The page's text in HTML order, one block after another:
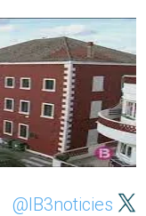
@IB3noticies